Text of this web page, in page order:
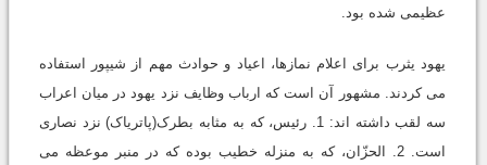
عظیمی شده بود.
یهود یثرب برای اعلام نمازها، اعیاد و حوادث مهم از شیپور استفاده
می کردند. مشهور آن است که ارباب وظایف نزد یهود در میان اعراب
سه لقب داشته اند: 1. رئیس، که به مثابه بطرک(پاتریاک) نزد نصاری
است. 2. الحزّان، که به منزله خطیب بوده که در منبر موعظه می